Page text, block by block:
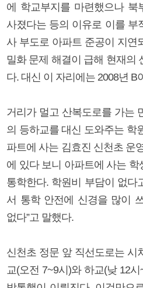
에 학교부지를 마련했으나 북
사졌다는 등의 이유로 이를 부
사 부도로 아파트 준공이 지연
밀화 문제 해결이 급해 현재의
다. 대신 이 자리에는 2008년 B
거리가 멀고 산복도로를 가는
의 등하교를 대신 도와주는 학
파트에 사는 김효진 신천초 운
에 있다 보니 아파트에 사는 학
통학한다. 학원비 부담이 없다
서 통학 안전에 신경을 많이
없다”고 말했다.
신천초 정문 앞 직선도로는 시
교(오전 7~9시)와 하교(낮 12